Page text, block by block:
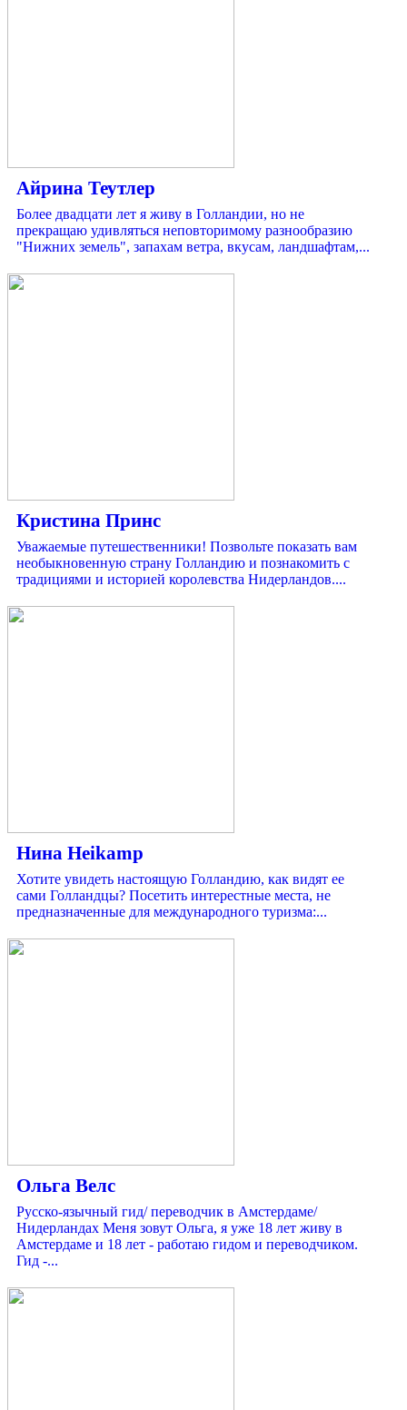
Айрина Теутлер
Более двадцати лет я живу в Голландии, но не
прекращаю удивляться неповторимому разнообразию
"Нижних земель", запахам ветра, вкусам, ландшафтам,...
Кристина Принс
Уважаемые путешественники! Позвольте показать вам
необыкновенную страну Голландию и познакомить с
традициями и историей королевства Нидерландов....
Нина Heikamp
Хотите увидеть настоящую Голландию, как видят ее
сами Голландцы? Посетить интерестные места, не
предназначенные для международного туризма:...
Ольга Велс
Русско-язычный гид/ переводчик в Амстердаме/
Нидерландах Меня зовут Ольга, я уже 18 лет живу в
Амстердаме и 18 лет - работаю гидом и переводчиком.
Гид -...